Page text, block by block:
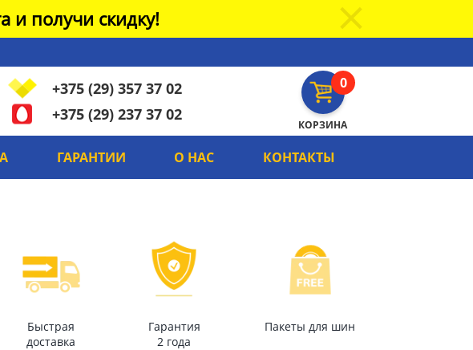
и получи скидку!
0
КОРЗИНА
+375 (29) 357 37 02
+375 (29) 237 37 02
ГАРАНТИИ О НАС КОНТАКТЫ
Быстрая
доставка
Гарантия
2 года
Пакеты для шин